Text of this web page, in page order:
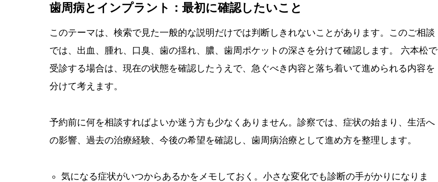
歯周病とインプラント：最初に確認したいこと
このテーマは、検索で見た一般的な説明だけでは判断しきれないことがあります。このご相談
では、出血、腫れ、口臭、歯の揺れ、膿、歯周ポケットの深さを分けて確認します。 六本松で
受診する場合は、現在の状態を確認したうえで、急ぐべき内容と落ち着いて進められる内容を
分けて考えます。
予約前に何を相談すればよいか迷う方も少なくありません。診察では、症状の始まり、生活へ
の影響、過去の治療経験、今後の希望を確認し、歯周病治療として進め方を整理します。
気になる症状がいつからあるかをメモしておく。小さな変化でも診断の手がかりになりま